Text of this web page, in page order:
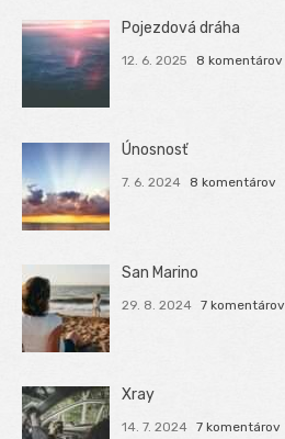
Pojezdová dráha
12. 6. 2025 8 komentárov
Únosnosť
7. 6. 2024 8 komentárov
San Marino
29. 8. 2024 7 komentárov
Xray
14. 7. 2024 7 komentárov